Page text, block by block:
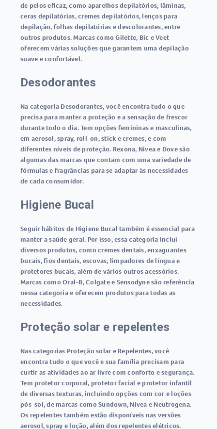
de pelos eficaz, como aparelhos depilatórios, lâminas,
ceras depilatórias, cremes depilatórios, lenços para
depilação, folhas depilatórias e descolorantes, entre
outros produtos. Marcas como Gilette, Bic e Veet
oferecem várias soluções que garantem uma depilação
suave e confortável.
Desodorantes
Na categoria Desodorantes, você encontra tudo o que
precisa para manter a proteção e a sensação de frescor
durante todo o dia. Tem opções femininas e masculinas,
em aerosol, spray, roll-on, stick e cremes, e com
diferentes níveis de proteção. Rexona, Nivea e Dove são
algumas das marcas que contam com uma variedade de
fórmulas e fragrâncias para se adaptar às necessidades
de cada consumidor.
Higiene Bucal
Seguir hábitos de Higiene Bucal também é essencial para
manter a saúde geral. Por isso, essa categoria inclui
diversos produtos, como cremes dentais, enxaguantes
bucais, fios dentais, escovas, limpadores de língua e
protetores bucais, além de vários outros acessórios.
Marcas como Oral-B, Colgate e Sensodyne são referência
nessa categoria e oferecem produtos para todas as
necessidades.
Proteção solar e repelentes
Nas categorias Proteção solar e Repelentes, você
encontra tudo o que você e sua família precisam para
curtir as atividades ao ar livre com conforto e segurança.
Tem protetor corporal, protetor facial e protetor infantil
de diversas texturas, incluindo opções com cor e loções
pós-sol, de marcas como Sundown, Nivea e Neutrogena.
Os repelentes também estão disponíveis nas versões
aerosol, spray e loção, além dos repelentes elétricos.